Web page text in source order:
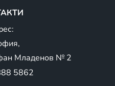
Младенов № 2
5862